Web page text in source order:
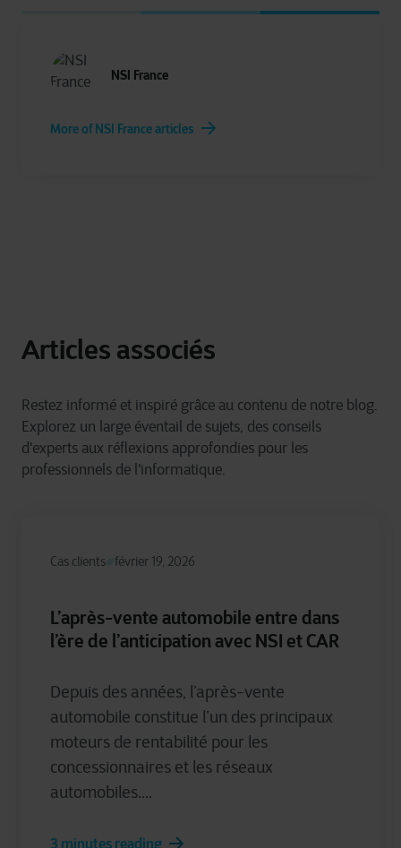
les services que nous pouvons offrir.
Pour plus d’informations détaillées, veuillez consulter
notre déclaration sur les cookies.
NSI France
More of NSI France articles
Articles associés
Restez informé et inspiré grâce au contenu de notre blog.
Explorez un large éventail de sujets, des conseils
d'experts aux réflexions approfondies pour les
professionnels de l'informatique.
Cas clients février 19, 2026
L’après-vente automobile entre dans
l’ère de l’anticipation avec NSI et CAR
Depuis des années, l’après-vente
automobile constitue l’un des principaux
moteurs de rentabilité pour les
concessionnaires et les réseaux
automobiles....
3 minutes reading